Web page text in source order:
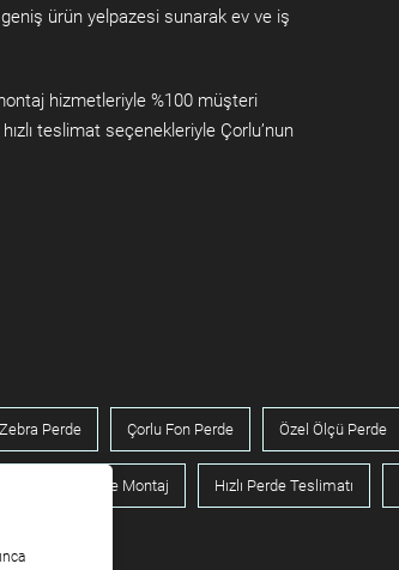
ürün yelpazesi sunarak ev ve iş
hizmetleriyle %100 müşteri
teslimat seçenekleriyle Çorlu’nun
Perde Çorlu Fon Perde Özel Ölçü Perde
Profesyonel Perde Montaj Hızlı Perde Teslimatı